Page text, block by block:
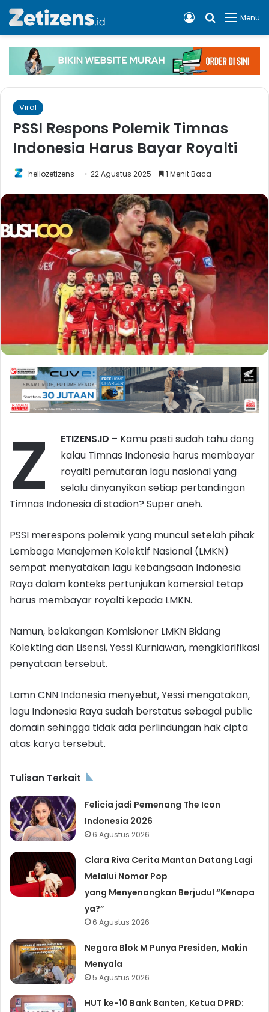
Menu
Cari apa,
Log In
Viral
PSSI Respons Polemik Timnas
Indonesia Harus Bayar Royalti
hellozetizens 22 Agustus 2025 1 Menit Baca
Z ETIZENS.ID – Kamu pasti sudah tahu dong
kalau Timnas Indonesia harus membayar
royalti pemutaran lagu nasional yang
selalu dinyanyikan setiap pertandingan
Timnas Indonesia di stadion? Super aneh.
PSSI merespons polemik yang muncul setelah pihak
Lembaga Manajemen Kolektif Nasional (LMKN)
sempat menyatakan lagu kebangsaan Indonesia
Raya dalam konteks pertunjukan komersial tetap
harus membayar royalti kepada LMKN.
Namun, belakangan Komisioner LMKN Bidang
Kolekting dan Lisensi, Yessi Kurniawan, mengklarifikasi
penyataan tersebut.
Lamn CNN Indonesia menyebut, Yessi mengatakan,
lagu Indonesia Raya sudah berstatus sebagai public
domain sehingga tidak ada perlindungan hak cipta
atas karya tersebut.
Tulisan Terkait
Felicia jadi Pemenang The Icon
Indonesia 2026
6 Agustus 2026
Clara Riva Cerita Mantan Datang Lagi
Melalui Nomor Pop
yang Menyenangkan Berjudul “Kenapa
ya?”
6 Agustus 2026
Negara Blok M Punya Presiden, Makin
Menyala
5 Agustus 2026
HUT ke-10 Bank Banten, Ketua DPRD: